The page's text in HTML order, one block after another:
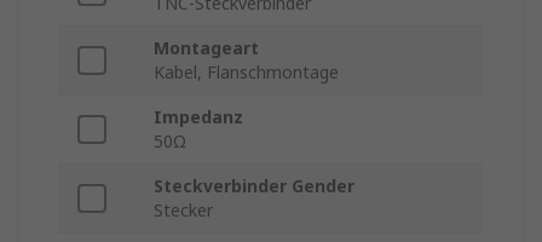
Montageart
Kabel, Flanschmontage
Impedanz
50Ω
Steckverbinder Gender
Stecker